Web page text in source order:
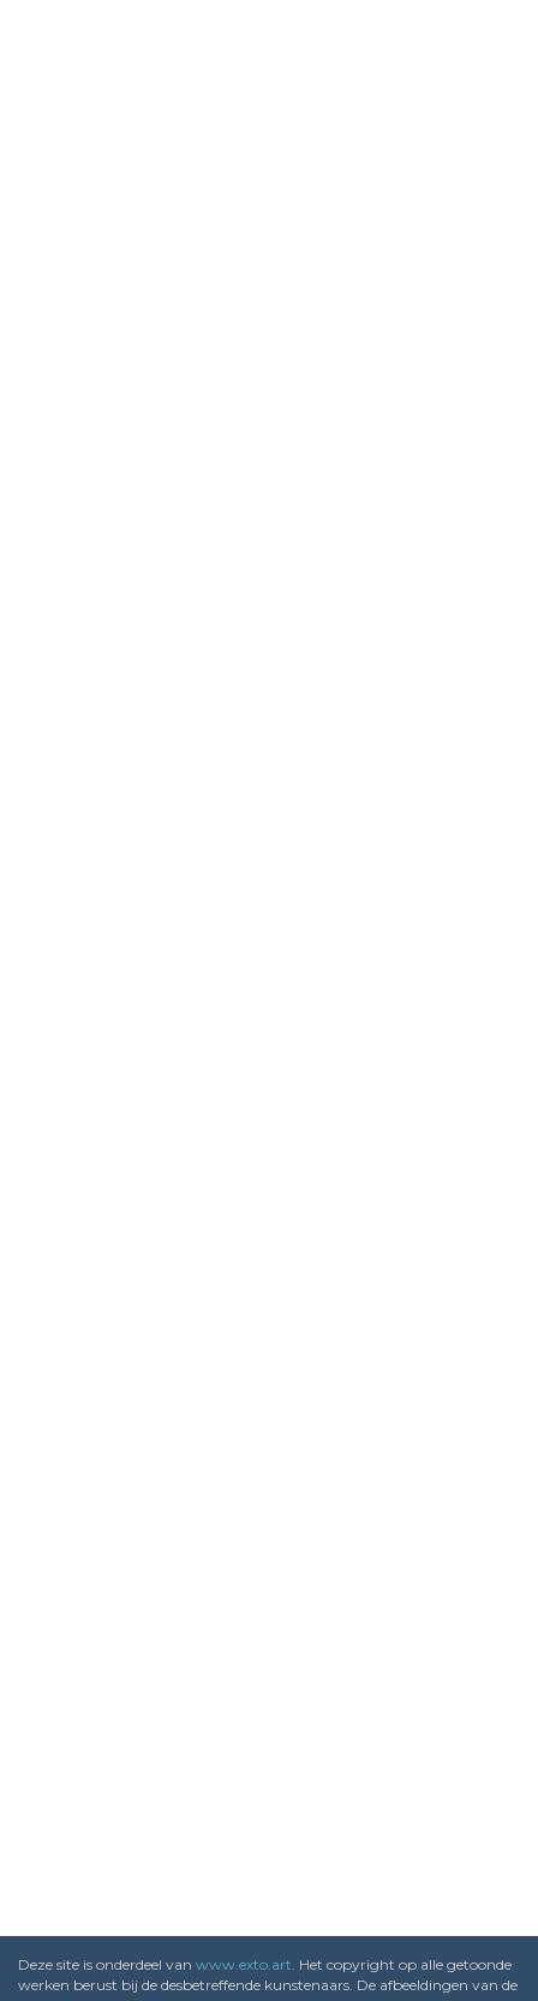
Deze site is onderdeel van www.exto.art. Het copyright op alle getoonde
werken berust bij de desbetreffende kunstenaars. De afbeeldingen van de